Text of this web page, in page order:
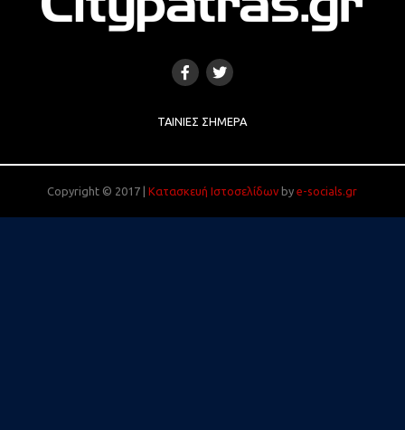
ΤΑΙΝΊΕΣ ΣΉΜΕΡΑ
Copyright © 2017 |Κατασκευή Ιστοσελίδων bye-socials.gr